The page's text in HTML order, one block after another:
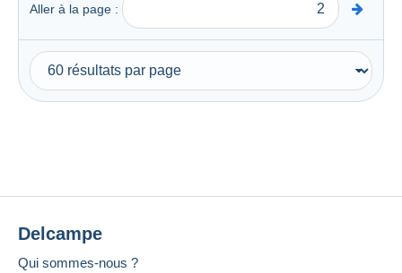
Aller à la page :
Delcampe
Qui sommes-nous ?